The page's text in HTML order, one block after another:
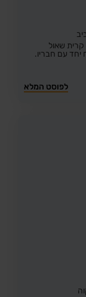
שאול
יחד עם חבריו.
לפוסט המלא